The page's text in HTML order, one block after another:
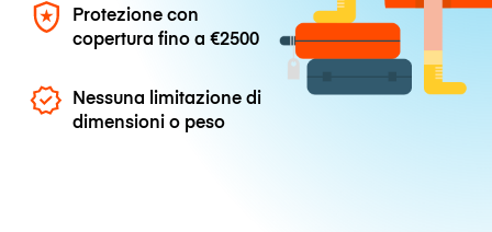
Protezione con
copertura fino a€2500
Nessuna limitazione di
dimensioni o peso